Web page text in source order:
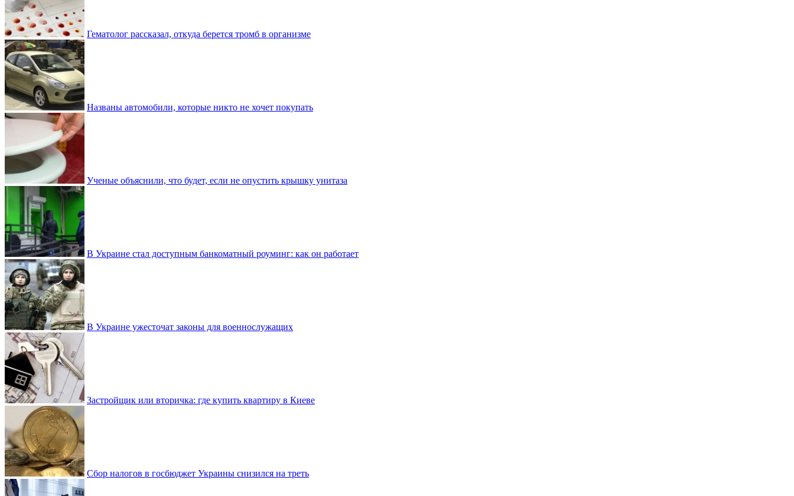
Гематолог рассказал, откуда берется тромб в организме
Названы автомобили, которые никто не хочет покупать
Ученые объяснили, что будет, если не опустить крышку унитаза
В Украине стал доступным банкоматный роуминг: как он работает
В Украине ужесточат законы для военнослужащих
Застройщик или вторичка: где купить квартиру в Киеве
Сбор налогов в госбюджет Украины снизился на треть